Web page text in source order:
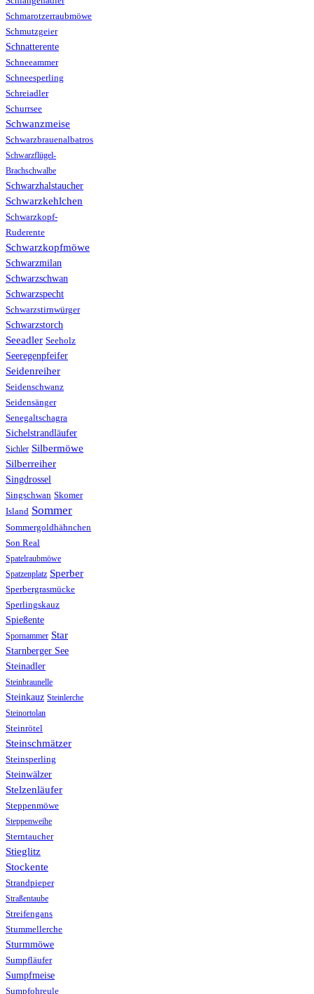
Schmarotzerraubmöwe
Schmutzgeier
Schnatterente
Schneeammer
Schneesperling
Schreiadler
Schurrsee
Schwanzmeise
Schwarzbrauenalbatros
Schwarzflügel-
Brachschwalbe
Schwarzhalstaucher
Schwarzkehlchen
Schwarzkopf-
Ruderente
Schwarzkopfmöwe
Schwarzmilan
Schwarzschwan
Schwarzspecht
Schwarzstirnwürger
Schwarzstorch
Seeadler Seeholz
Seeregenpfeifer
Seidenreiher
Seidenschwanz
Seidensänger
Senegaltschagra
Sichelstrandläufer
Sichler Silbermöwe
Silberreiher
Singdrossel
Singschwan Skomer
Island Sommer
Sommergoldhähnchen
Son Real
Spatelraubmöwe
Spatzenplatz Sperber
Sperbergrasmücke
Sperlingskauz
Spießente
Spornammer Star
Starnberger See
Steinadler
Steinbraunelle
Steinkauz Steinlerche
Steinortolan
Steinrötel
Steinschmätzer
Steinsperling
Steinwälzer
Stelzenläufer
Steppenmöwe
Steppenweihe
Sterntaucher
Stieglitz
Stockente
Strandpieper
Straßentaube
Streifengans
Stummellerche
Sturmmöwe
Sumpfläufer
Sumpfmeise
Sumpfohreule